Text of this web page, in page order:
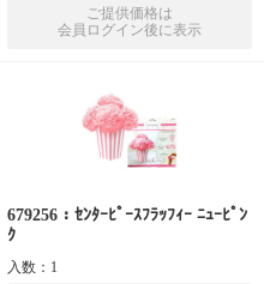
ご提供価格は
会員ログイン後に表示
679256：ｾﾝﾀｰﾋﾟｰｽﾌﾗｯﾌｨｰ ﾆｭｰﾋﾟﾝ
ｸ
入数：1